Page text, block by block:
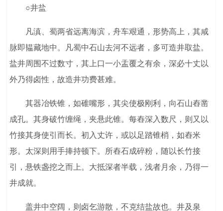
○井盐
凡滇、蜀两省远离海滨，舟车艰通，形势高上，其咸
脉即韫藏地中。凡蜀中石山去河不远者，多可造井取盐。
盐井周围不过数寸，其上口一小盂覆之有余，深必十丈以
外乃得卤性，故造井功费甚难。
其器冶铁锥，如碓嘴形，其尖使极刚利，向石山舂凿
成孔。其身破竹缠绳，夹悬此锥。每舂深入数尺，则又以
竹接其身使引而长。初入丈许，或以足踏锥梢，如舂米
形。太深则用手捧持顿下。所舂石成碎粉，随以长竹接
引，悬铁盏挖之而上。大抵深者半载，浅者月余，乃得一
井成就。
盖井中空阔，则卤乞游散，不克结盐故也。井及泉